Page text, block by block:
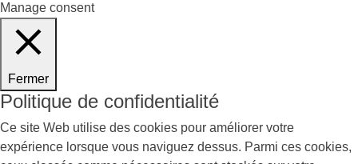
Manage consent
Fermer
Politique de confidentialité
Ce site Web utilise des cookies pour améliorer votre
expérience lorsque vous naviguez dessus. Parmi ces cookies,